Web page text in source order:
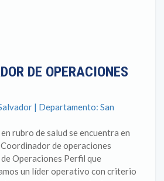
DE OPERACIONES
| Departamento: San
rubro de salud se encuentra en
Coordinador de operaciones
Operaciones Perfil que
un líder operativo con criterio